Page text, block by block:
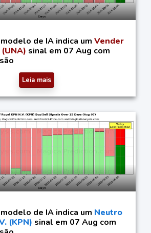
de IA indica um Vender
sinal em 07 Aug com
Leia mais
de IA indica um Neutro
(KPN) sinal em 07 Aug com